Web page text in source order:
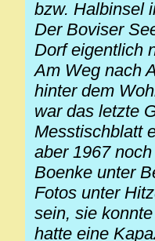
bzw. Halbinsel
Der Boviser
Dorf eigentlich
Am Weg nach
hinter dem
war das letzte
Messtischblatt
aber 1967
Boenke unter
Fotos unter
sein, sie
hatte eine